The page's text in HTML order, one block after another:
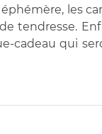
les
tendresse.
cadeau qui